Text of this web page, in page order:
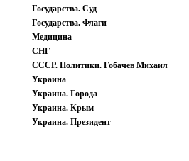
Государства. Суд
Государства. Флаги
Медицина
СНГ
СССР. Политики. Гобачев Михаил
Украина
Украина. Города
Украина. Крым
Украина. Президент